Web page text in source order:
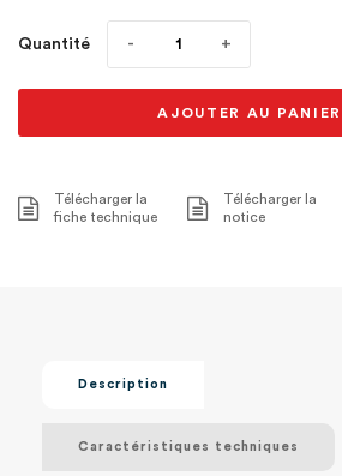
Quantité
AJOUTER AU PANIER
Télécharger la
fiche technique
Télécharger la
notice
Description
Caractéristiques techniques